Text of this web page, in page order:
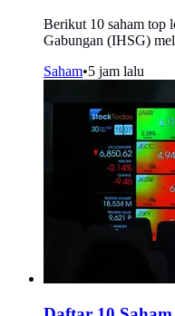
Berikut 10 saham top
Gabungan (IHSG)
Saham•5 jam lalu